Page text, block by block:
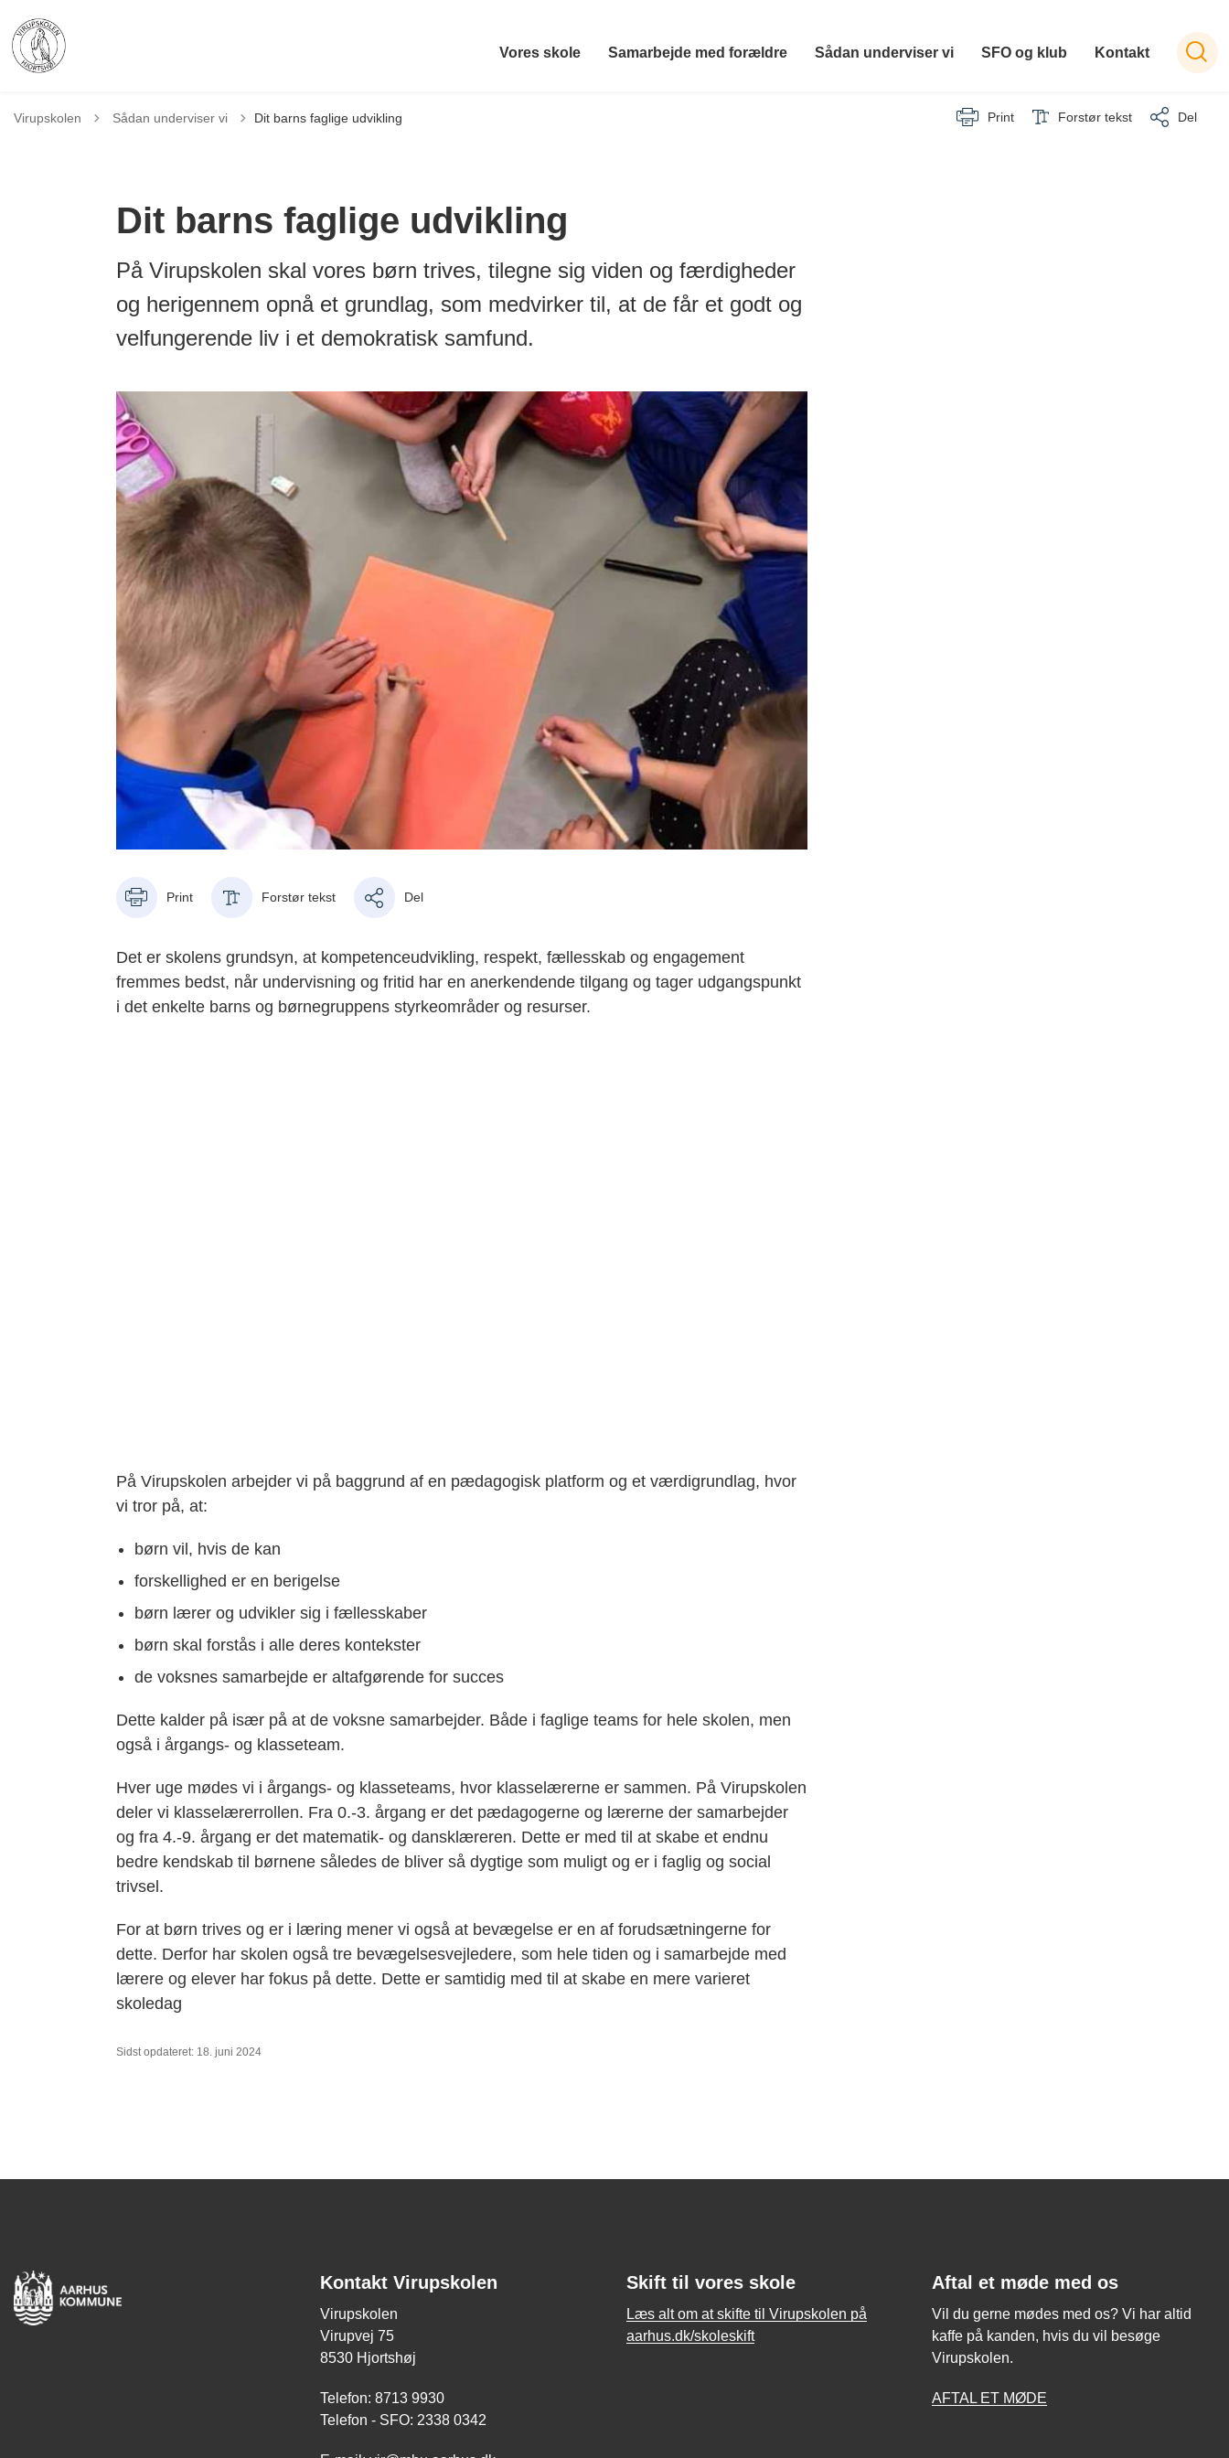
Vores skole Samarbejde med forældre Sådan underviser vi SFO og klub Kontakt
Virupskolen Tilbage til
Sådan underviser vi Dit barns faglige udvikling Print Forstør tekst Del
Dit barns faglige udvikling
På Virupskolen skal vores børn trives, tilegne sig viden og færdigheder
og herigennem opnå et grundlag, som medvirker til, at de får et godt og
velfungerende liv i et demokratisk samfund.
Print Forstør tekst Del
Det er skolens grundsyn, at kompetenceudvikling, respekt, fællesskab og engagement
fremmes bedst, når undervisning og fritid har en anerkendende tilgang og tager udgangspunkt
i det enkelte barns og børnegruppens styrkeområder og resurser.
På Virupskolen arbejder vi på baggrund af en pædagogisk platform og et værdigrundlag, hvor
vi tror på, at:
børn vil, hvis de kan
forskellighed er en berigelse
børn lærer og udvikler sig i fællesskaber
børn skal forstås i alle deres kontekster
de voksnes samarbejde er altafgørende for succes
Dette kalder på især på at de voksne samarbejder. Både i faglige teams for hele skolen, men
også i årgangs- og klasseteam.
Hver uge mødes vi i årgangs- og klasseteams, hvor klasselærerne er sammen. På Virupskolen
deler vi klasselærerrollen. Fra 0.-3. årgang er det pædagogerne og lærerne der samarbejder
og fra 4.-9. årgang er det matematik- og dansklæreren. Dette er med til at skabe et endnu
bedre kendskab til børnene således de bliver så dygtige som muligt og er i faglig og social
trivsel.
For at børn trives og er i læring mener vi også at bevægelse er en af forudsætningerne for
dette. Derfor har skolen også tre bevægelsesvejledere, som hele tiden og i samarbejde med
lærere og elever har fokus på dette. Dette er samtidig med til at skabe en mere varieret
skoledag
Sidst opdateret: 18. juni 2024
Kontakt Virupskolen
Virupskolen
Virupvej 75
8530 Hjortshøj
Telefon: 8713 9930
Telefon - SFO: 2338 0342
Skift til vores skole
Læs alt om at skifte til Virupskolen på
aarhus.dk/skoleskift
Aftal et møde med os
Vil du gerne mødes med os? Vi har altid
kaffe på kanden, hvis du vil besøge
Virupskolen.
AFTAL ET MØDE